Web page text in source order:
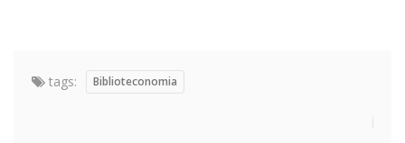
tags: Biblioteconomia